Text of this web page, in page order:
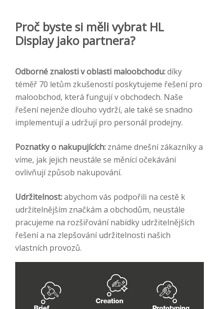
Proč byste si měli vybrat HL
Display jako partnera?
Odborné znalosti v oblasti maloobchodu:díky
téměř 70 letům zkušeností poskytujeme řešení pro
maloobchod, která fungují v obchodech. Naše
řešení nejenže dlouho vydrží, ale také se snadno
implementují a udržují pro personál prodejny.
Poznatky o nakupujících: známe dnešní zákazníky a
víme, jak jejich neustále se měnící očekávání
ovlivňují způsob nakupování.
Udržitelnost:abychom vás podpořili na cestě k
udržitelnějším značkám a obchodům, neustále
pracujeme na rozšiřování nabídky udržitelnějších
řešení a na zlepšování udržitelnosti našich
vlastních provozů.